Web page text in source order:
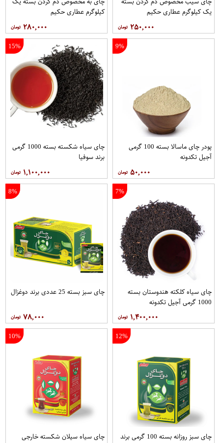
یک کیلوگرم عطاری حکیم
۲۵۰,۰۰۰
کیلوگرم عطاری حکیم
۲۸۰,۰۰۰
9%
پودر چای ماسالا بسته 100 گرمی
آجیل تکدونه
۵۰,۰۰۰
15%
چای سیاه شکسته بسته 1000 گرمی
برند سوفیا
۱,۱۰۰,۰۰۰
7%
چای سیاه کلکته هندوستان بسته
1000 گرمی آجیل تکدونه
۱,۴۰۰,۰۰۰
8%
چای سبز بسته 25 عددی برند دوغزال
۷۸,۰۰۰
12%
چای سبز روزانه بسته 100 گرمی برند
10%
چای سیاه سیلان شکسته خارجی